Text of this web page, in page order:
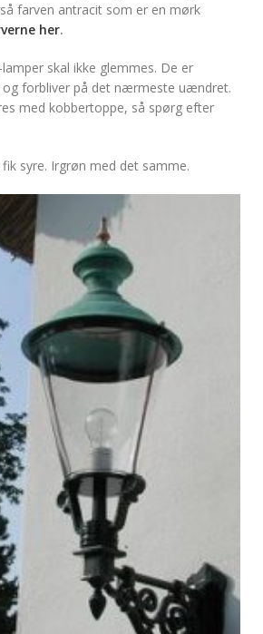
farven antracit som er en mørk
her.
skal ikke glemmes. De er
og forbliver på det nærmeste uændret.
med kobbertoppe, så spørg efter
syre. Irgrøn med det samme.